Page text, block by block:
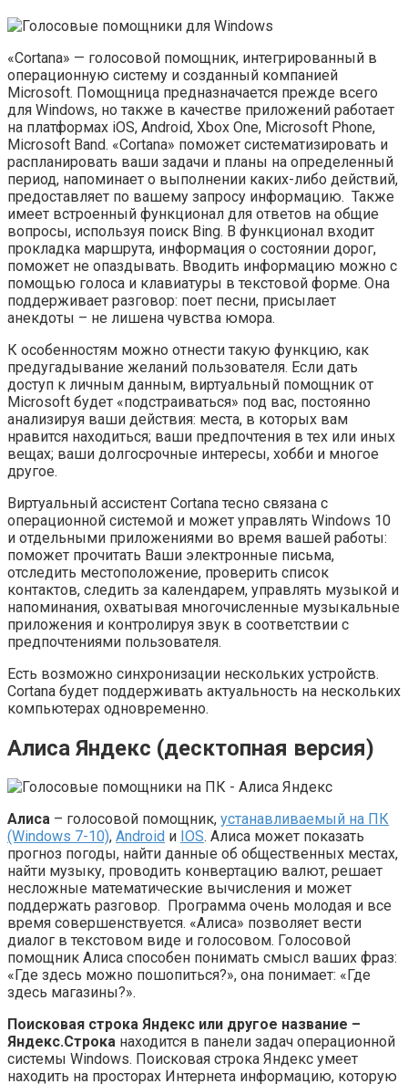
«Cortana» — голосовой помощник, интегрированный в
операционную систему и созданный компанией
Microsoft. Помощница предназначается прежде всего
для Windows, но также в качестве приложений работает
на платформах iOS, Android, Xbox One, Microsoft Phone,
Microsoft Band. «Cortana» поможет систематизировать и
распланировать ваши задачи и планы на определенный
период, напоминает о выполнении каких-либо действий,
предоставляет по вашему запросу информацию. Также
имеет встроенный функционал для ответов на общие
вопросы, используя поиск Bing. В функционал входит
прокладка маршрута, информация о состоянии дорог,
поможет не опаздывать. Вводить информацию можно с
помощью голоса и клавиатуры в текстовой форме. Она
поддерживает разговор: поет песни, присылает
анекдоты – не лишена чувства юмора.
К особенностям можно отнести такую функцию, как
предугадывание желаний пользователя. Если дать
доступ к личным данным, виртуальный помощник от
Microsoft будет «подстраиваться» под вас, постоянно
анализируя ваши действия: места, в которых вам
нравится находиться; ваши предпочтения в тех или иных
вещах; ваши долгосрочные интересы, хобби и многое
другое.
Виртуальный ассистент Cortana тесно связана с
операционной системой и может управлять Windows 10
и отдельными приложениями во время вашей работы:
поможет прочитать Ваши электронные письма,
отследить местоположение, проверить список
контактов, следить за календарем, управлять музыкой и
напоминания, охватывая многочисленные музыкальные
приложения и контролируя звук в соответствии с
предпочтениями пользователя.
Есть возможно синхронизации нескольких устройств.
Cortana будет поддерживать актуальность на нескольких
компьютерах одновременно.
Алиса Яндекс (десктопная версия)
Алиса – голосовой помощник, устанавливаемый на ПК
(Windows 7-10), Android и IOS. Алиса может показать
прогноз погоды, найти данные об общественных местах,
найти музыку, проводить конвертацию валют, решает
несложные математические вычисления и может
поддержать разговор. Программа очень молодая и все
время совершенствуется. «Алиса» позволяет вести
диалог в текстовом виде и голосовом. Голосовой
помощник Алиса способен понимать смысл ваших фраз:
«Где здесь можно пошопиться?», она понимает: «Где
здесь магазины?».
Поисковая строка Яндекс или другое название –
Яндекс.Строка находится в панели задач операционной
системы Windows. Поисковая строка Яндекс умеет
находить на просторах Интернета информацию, которую